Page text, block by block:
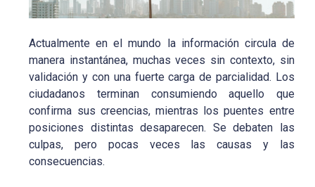
Actualmente en el mundo la información circula de
manera instantánea, muchas veces sin contexto, sin
validación y con una fuerte carga de parcialidad. Los
ciudadanos terminan consumiendo aquello que
confirma sus creencias, mientras los puentes entre
posiciones distintas desaparecen. Se debaten las
culpas, pero pocas veces las causas y las
consecuencias.